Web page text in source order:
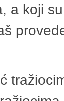
a koji